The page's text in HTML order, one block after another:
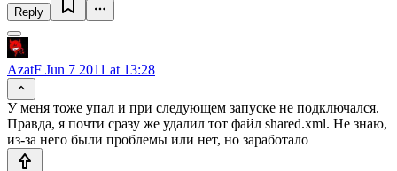
Reply
AzatF Jun 7 2011 at 13:28
У меня тоже упал и при следующем запуске не подключался.
Правда, я почти сразу же удалил тот файл shared.xml. Не знаю,
из-за него были проблемы или нет, но заработало